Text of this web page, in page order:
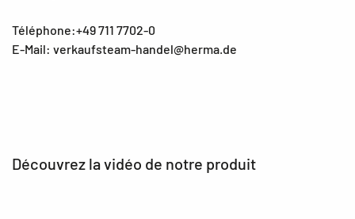
Téléphone:+49 711 7702-0
E-Mail: verkaufsteam-handel@herma.de
Découvrez la vidéo de notre produit